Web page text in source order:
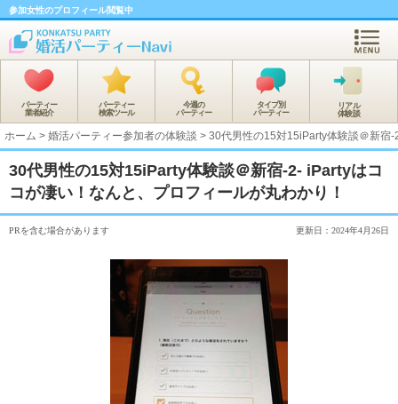
参加女性のプロフィール閲覧中
パーティー
業者紹介
パーティー
検索ツール
今週の
パーティー
タイプ別
パーティー
リアル
体験談
ホーム > 婚活パーティー参加者の体験談 > 30代男性の15対15iParty体験談＠新宿
30代男性の15対15iParty体験談＠新宿-2- iPartyはコ
コが凄い！なんと、プロフィールが丸わかり！
PRを含む場合があります 更新日：2024年4月26日